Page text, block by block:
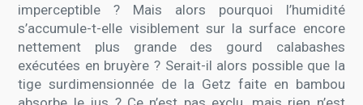
imperceptible ? Mais alors pourquoi l’humidité
s’accumule-t-elle visiblement sur la surface encore
nettement plus grande des gourd calabashes
exécutées en bruyère ? Serait-il alors possible que la
tige surdimensionnée de la Getz faite en bambou